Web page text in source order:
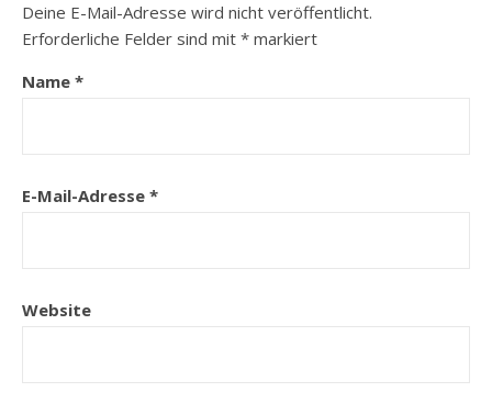
Deine E-Mail-Adresse wird nicht veröffentlicht.
Erforderliche Felder sind mit * markiert
Name *
E-Mail-Adresse *
Website